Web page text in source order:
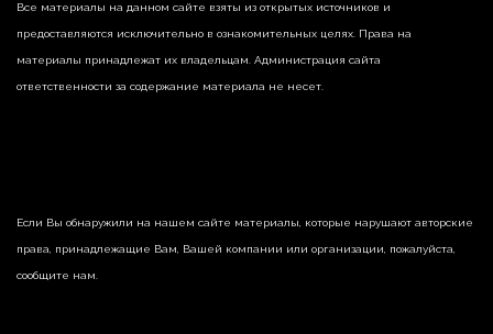
Все материалы на данном сайте взяты из открытых источников и
предоставляются исключительно в ознакомительных целях. Права на
материалы принадлежат их владельцам. Администрация сайта
ответственности за содержание материала не несет.
Если Вы обнаружили на нашем сайте материалы, которые нарушают авторские
права, принадлежащие Вам, Вашей компании или организации, пожалуйста,
сообщите нам.